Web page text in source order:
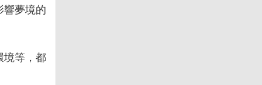
響夢境的
境等，都